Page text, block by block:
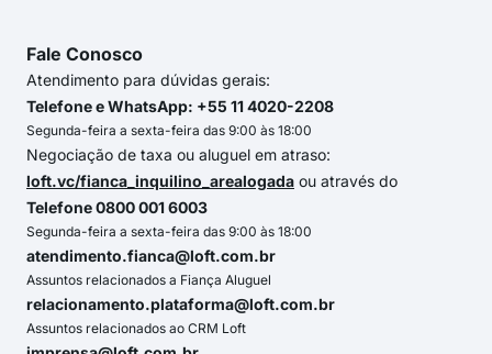
Fale Conosco
Atendimento para dúvidas gerais:
Telefone e WhatsApp: +55 11 4020-2208
Segunda-feira a sexta-feira das 9:00 às 18:00
Negociação de taxa ou aluguel em atraso:
loft.vc/fianca_inquilino_arealogada ou através do
Telefone 0800 001 6003
Segunda-feira a sexta-feira das 9:00 às 18:00
atendimento.fianca@loft.com.br
Assuntos relacionados a Fiança Aluguel
relacionamento.plataforma@loft.com.br
Assuntos relacionados ao CRM Loft